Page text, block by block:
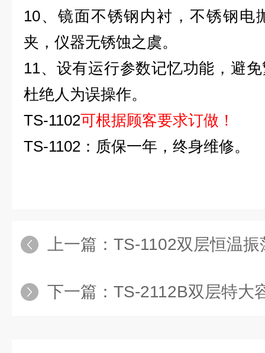
10、镜面不锈钢内衬，不锈钢电
夹，仪器无锈蚀之虞。
11、设有运行参数记忆功能，避
杜绝人为误操作。
TS-1102可根据顾客要求订做！
TS-1102 ： 质保一年，终身维修。
上一篇： TS-1102双层恒温振
下一篇： TS-2112B双层特大